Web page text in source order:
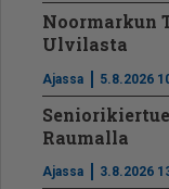
Noormarkun
Ulvilasta
Ajassa 5.8.2026
Raumalla
Ajassa 3.8.2026